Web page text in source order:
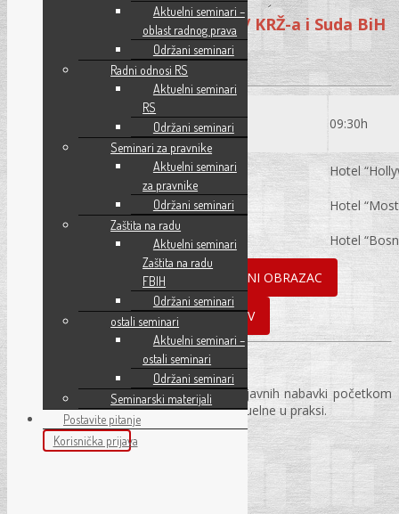
Pregled novije prakse URŽ-a / KRŽ-a i Suda BiH
09:30h
04. 07. 2024. Hotel
05. 07. 2024. Hotel
09. 07. 2024. Hotel
ONLINE PRIJAVA PRIJAVNI OBRAZAC
PREUZMITE POZIV
REC d.o.o. organizuje seminar iz oblasti javnih nabavki početkom
jula / srpnja, iz tema koje su trenutno aktuelne u praksi.
Seminar je koncipiran kroz četiri modula
Aktuelni seminari –
oblast radnog prava
Održani seminari
Radni odnosi RS
Aktuelni seminari
RS
Održani seminari
Seminari za pravnike
Aktuelni seminari
za pravnike
Održani seminari
Zaštita na radu
Aktuelni seminari
Zaštita na radu
FBIH
Održani seminari
ostali seminari
Aktuelni seminari –
ostali seminari
Održani seminari
Seminarski materijali
Postavite pitanje
Korisnička prijava